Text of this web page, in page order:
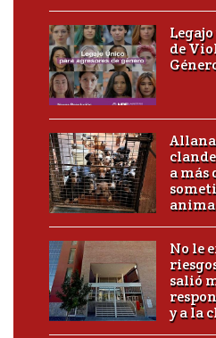
de
a más
No le
salió
y a la